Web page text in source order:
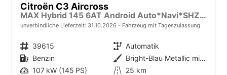
Citroën C3 Aircross
MAX Hybrid 145 6AT Android Auto*Navi*SHZ*Kamera*Totwinkel*Keyless*17"*Klimaauto
unverbindliche Lieferzeit: 31.10.2026 Fahrzeug mit Tageszulassung
Fahrzeugnr. 39615 Getriebe Automatik
Kraftstoff Benzin Außenfarbe
Bright-Blau Metallic mit schwarzem Dach
Leistung 107 kW (145 PS) Kilometerstand 25 km